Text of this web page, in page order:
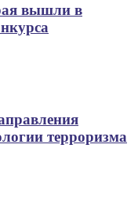
вышли в
терроризма